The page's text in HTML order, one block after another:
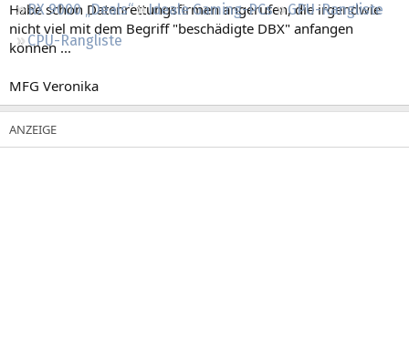
RX 9000 „Deals“
Ideale Gaming-PCs
GPU-Rangliste
CPU-Rangliste
Habe schon Datenrettungsfirmen angerufen, die irgendwie
nicht viel mit dem Begriff "beschädigte DBX" anfangen
können ...
MFG Veronika